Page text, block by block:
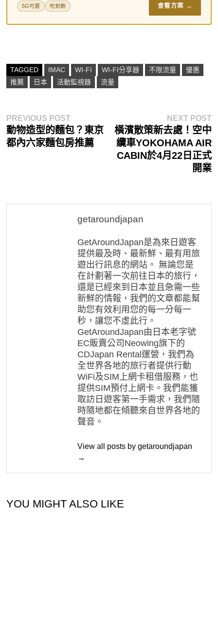
5G可選 吃到飽 查看方案 →
TAGGED IMAC WI-FI WI-FI分享器 不限流量
優惠
推薦
日本 活動監視器 流量
文
章
PREVIOUS POSTPrevious
post:
動物造型的麵包？東京
都內六家麵包房推薦
NEXT POST
橫濱散策新去處！空中
纜車YOKOHAMA AIR
CABIN於4月22日正式
開業
getaroundjapan
GetAroundJapan是為來日遊客
提供最及時、最新鮮、最有用旅
遊出行訊息的網站。 無論您是
在計劃著一次前往日本的旅行，
還是已經來到日本並且急需一些
新鮮的情報，我們的文章都能幫
助您有效利用您的每一分每一
秒，讓您不虛此行。
GetAroundJapan由日本老字號
EC販賣公司Neowing旗下的
CDJapan Rental運營，我們為
全世界各地的旅行者提供行動
WiFi及SIM上網卡租借服務，也
提供SIM預付上網卡。我們能獲
取訪日遊客第一手需求，我們隨
時隨地都在傾聽來自世界各地的
聲音。
View all posts by getaroundjapan
→
YOU MIGHT ALSO LIKE